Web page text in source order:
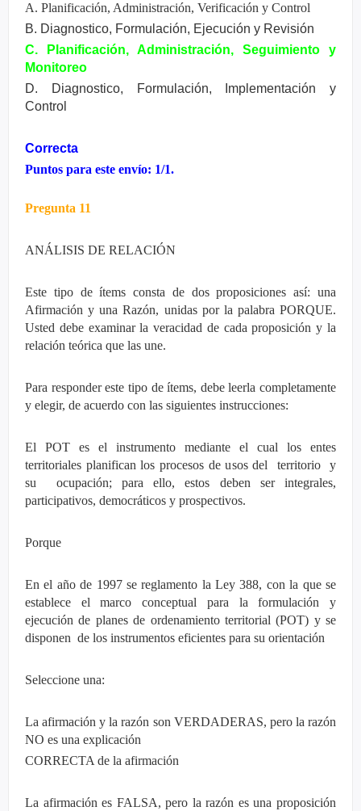
A. Planificación, Administración, Verificación y Control
B. Diagnostico, Formulación, Ejecución y Revisión
C. Planificación, Administración, Seguimiento y
Monitoreo
D. Diagnostico, Formulación, Implementación y
Control
Correcta
Puntos para este envío: 1/1.
Pregunta 11
ANÁLISIS DE RELACIÓN
Este tipo de ítems consta de dos proposiciones así: una
Afirmación y una Razón, unidas por la palabra PORQUE.
Usted debe examinar la veracidad de cada proposición y la
relación teórica que las une.
Para responder este tipo de ítems, debe leerla completamente
y elegir, de acuerdo con las siguientes instrucciones:
El POT es el instrumento mediante el cual los entes
territoriales planifican los procesos de usos del territorio y
su ocupación; para ello, estos deben ser integrales,
participativos, democráticos y prospectivos.
Porque
En el año de 1997 se reglamento la Ley 388, con la que se
establece el marco conceptual para la formulación y
ejecución de planes de ordenamiento territorial (POT) y se
disponen de los instrumentos eficientes para su orientación
Seleccione una:
La afirmación y la razón son VERDADERAS, pero la razón
NO es una explicación
CORRECTA de la afirmación
La afirmación es FALSA, pero la razón es una proposición